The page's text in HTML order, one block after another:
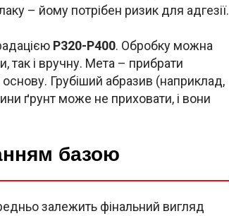
– йому потрібен ризик для адгезії.
P320-P400. Обробку можна
так і вручну. Мета – прибрати
основу. Грубіший абразив (наприклад,
ґрунт може не приховати, і вони
базою
залежить фінальний вигляд